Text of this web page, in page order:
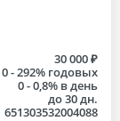
30 000 ₽
0 - 292% годовых
0 - 0,8% в день
до 30 дн.
651303532004088